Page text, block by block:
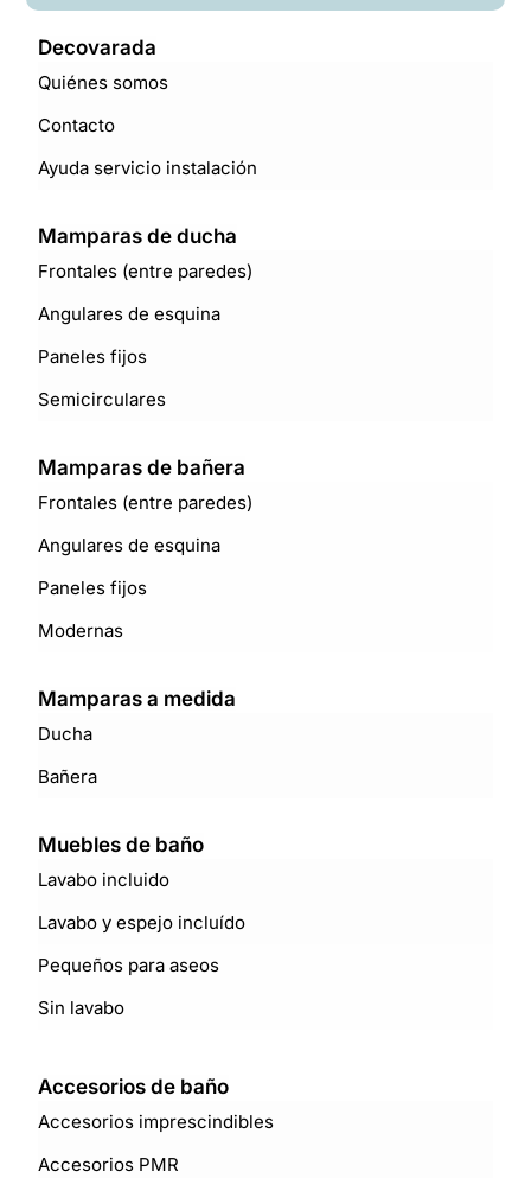
Decovarada
Quiénes somos
Contacto
Ayuda servicio instalación
Mamparas de ducha
Frontales (entre paredes)
Angulares de esquina
Paneles fijos
Semicirculares
Mamparas de bañera
Frontales (entre paredes)
Angulares de esquina
Paneles fijos
Modernas
Mamparas a medida
Ducha
Bañera
Muebles de baño
Lavabo incluido
Lavabo y espejo incluído
Pequeños para aseos
Sin lavabo
Accesorios de baño
Accesorios imprescindibles
Accesorios PMR